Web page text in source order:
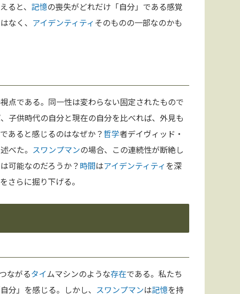
ると、 記憶の喪失がどれだけ「自分」である感覚
なく、 アイデンティティ そのものの一部なのかも
点である。同一性は変わらない固定されたもので
子供時代の自分と現在の自分を比べれば、外見も
あると感じるのはなぜか？ 哲学者デイヴィッド・
べた。 スワンプマンの場合、この連続性が断絶し
可能なのだろうか？ 時間はアイデンティティを深
さらに掘り下げる。
ながるタイムマシンのような存在である。私たち
分」を感じる。しかし、 スワンプマンは記憶を持